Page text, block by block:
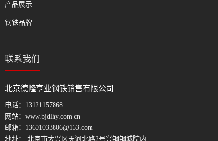
产品展示
钢铁品牌
联系我们
北京德隆亨业钢铁销售有限公司
电话： 13121157868
网站： www.bjdlhy.com.cn
邮箱： 13601033806@163.com
地址： 北京市大兴区天河北路2号兴钢钢城院内